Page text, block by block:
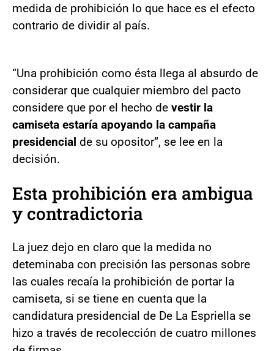
medida de prohibición lo que hace es el efecto
contrario de dividir al país.
“Una prohibición como ésta llega al absurdo de
considerar que cualquier miembro del pacto
considere que por el hecho de vestir la
camiseta estaría apoyando la campaña
presidencial de su opositor”, se lee en la
decisión.
Esta prohibición era ambigua
y contradictoria
La juez dejo en claro que la medida no
deteminaba con precisión las personas sobre
las cuales recaía la prohibición de portar la
camiseta, si se tiene en cuenta que la
candidatura presidencial de De La Espriella se
hizo a través de recolección de cuatro millones